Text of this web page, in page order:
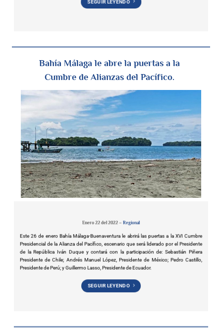
SEGUIR LEYENDO
Bahía Málaga le abre la puertas a la
Cumbre de Alianzas del Pacífico.
Enero 22 del 2022 – Regional
Este 26 de enero Bahía Málaga-Buenaventura le abrirá las puertas a la XVI Cumbre
Presidencial de la Alianza del Pacífico, escenario que será liderado por el Presidente
de la República Iván Duque y contará con la participación de: Sebastián Piñera
Presidente de Chile; Andrés Manuel López, Presidente de México; Pedro Castillo,
Presidente de Perú; y Guillermo Lasso, Presidente de Ecuador.
SEGUIR LEYENDO